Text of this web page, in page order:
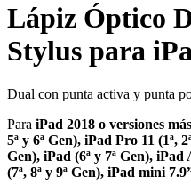
Lápiz Óptico
Stylus para
Dual con punta activa y punta
Para iPad 2018 o versiones
5ª y 6ª Gen), iPad Pro 11 (1ª,
Gen), iPad (6ª y 7ª Gen), iPad
(7ª, 8ª y 9ª Gen), iPad mini